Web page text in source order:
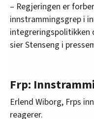
– Regjeringen er
innstrammingsgrep i
integreringspolitikken
sier Stenseng i
Frp:
Erlend Wiborg, Frps
reagerer.